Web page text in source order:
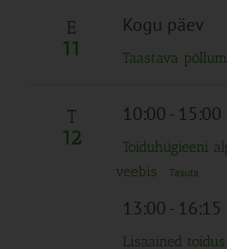
E
11
Kogu päev
Taastava
T
12
10:00- 15:00
Toiduhügieeni
veebis
Tasuta
13:00- 16:15
Lisaained